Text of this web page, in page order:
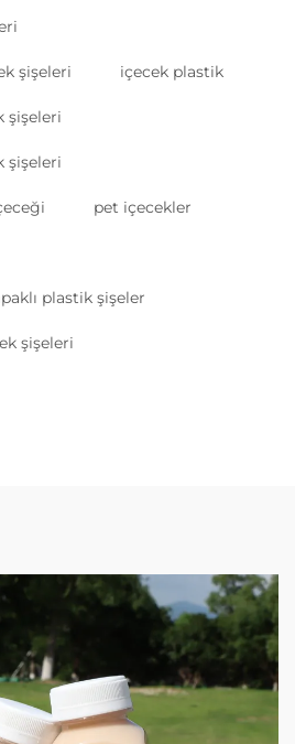
şişeleri içecek plastik
şişeleri
şişeleri
pet içecekler
plastik şişeler
şişeleri